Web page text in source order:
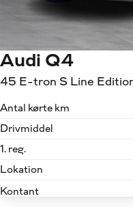
Audi Q4
45 E-tron S Line
Antal kørte km
Drivmiddel
1. reg.
Lokation
Kontant